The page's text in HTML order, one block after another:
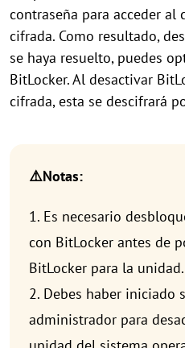
contraseña para acceder
cifrada. Como resultado,
se haya resuelto, puedes
BitLocker. Al desactivar
cifrada, esta se descifrará
⚠️Notas:
1. Es necesario
con BitLocker antes de
BitLocker para la unidad.
2. Debes haber iniciado
administrador para